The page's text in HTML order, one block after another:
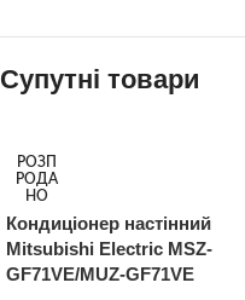
Супутні товари
РОЗП
РОДА
НО
Кондиціонер настінний
Mitsubishi Electric MSZ-
GF71VE/MUZ-GF71VE